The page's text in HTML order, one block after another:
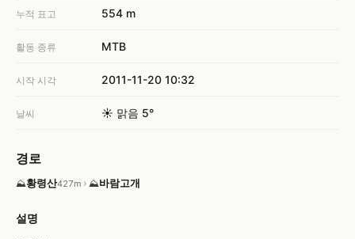
누적 표고 554 m
활동 종류 MTB
시작 시각 2011-11-20 10:32
날씨 ☀️ 맑음 5°
경로
⛰황령산427m › ⛰바람고개
설명